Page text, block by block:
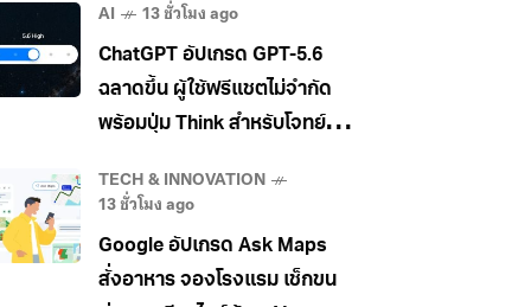
AI 13 ชั่วโมง ago
ChatGPT อัปเกรด GPT-5.6
ฉลาดขึ้น ผู้ใช้ฟรีแชตไม่จำกัด
พร้อมปุ่ม Think สำหรับโจทย์
TECH & INNOVATION
13 ชั่วโมง ago
Google อัปเกรด Ask Maps
สั่งอาหาร จองโรงแรม เช็กขน